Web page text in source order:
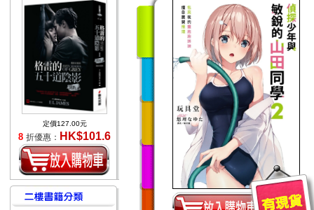
定價127.00元
8 折優惠： HK$101.6